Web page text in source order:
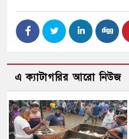
এ ক্যাটাগরির আরো নিউজ